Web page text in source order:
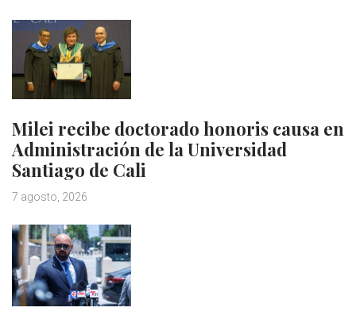
Milei recibe doctorado honoris causa en
Administración de la Universidad
Santiago de Cali
7 agosto, 2026